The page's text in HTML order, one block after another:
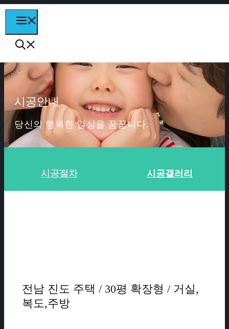
컨텐츠로
건너뛰기
시공안내
당신의 행복한 일상을 꿈꿉니다.
시공절차 시공갤러리
전남 진도 주택 / 30평 확장형 / 거실,
복도,주방